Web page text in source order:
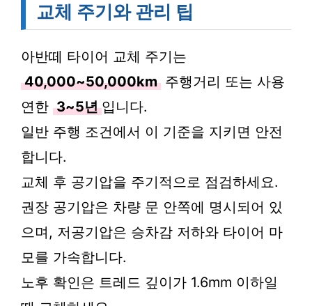
교체 주기와 관리 팁
아반떼 타이어 교체 주기는
40,000~50,000km 주행거리 또는 사용
연한 3~5년 입니다.
일반 주행 조건에서 이 기준을 지키면 안전
합니다.
교체 후 공기압을 주기적으로 점검하세요.
권장 공기압은 차량 문 안쪽에 명시되어 있
으며, 저공기압은 승차감 저하와 타이어 마
모를 가속합니다.
노후 확인은 트레드 깊이가 1.6mm 이하일